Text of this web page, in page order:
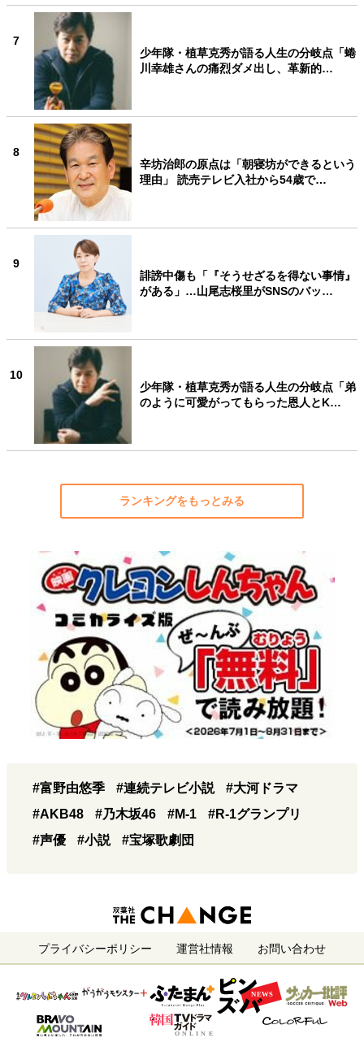
7
少年隊・植草克秀が語る人生の分岐点「蜷
川幸雄さんの痛烈ダメ出し、革新的…
8
辛坊治郎の原点は「朝寝坊ができるという
理由」 読売テレビ入社から54歳で…
9
誹謗中傷も「『そうせざるを得ない事情』
がある」…山尾志桜里がSNSのバッ…
10
少年隊・植草克秀が語る人生の分岐点「弟
のように可愛がってもらった恩人とK…
ランキングをもっとみる
#富野由悠季 #連続テレビ小説
#大河ドラマ
#AKB48
#乃木坂46 #M-1
#R-1グランプリ
#声優
#小説 #宝塚歌劇団
プライバシーポリシー 運営社情報 お問い合わせ